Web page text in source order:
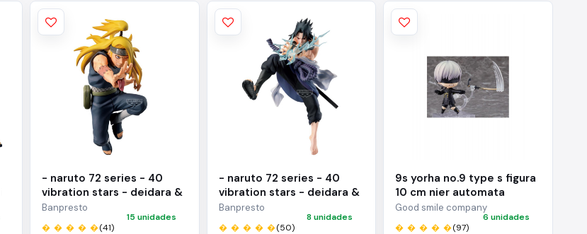
- naruto 72 series - 40
vibration stars - deidara &
sasuke uchiha - (a:deidara)
Banpresto
� � � � �(41)
15 unidades
- naruto 72 series - 40
vibration stars - deidara &
sasuke uchiha - (b:sasuke
uchiha)
Banpresto
� � � � �(50)
8 unidades
9s yorha no.9 type s figura
10 cm nier automata
nendoroid
Good smile company
� � � � �(97)
6 unidades